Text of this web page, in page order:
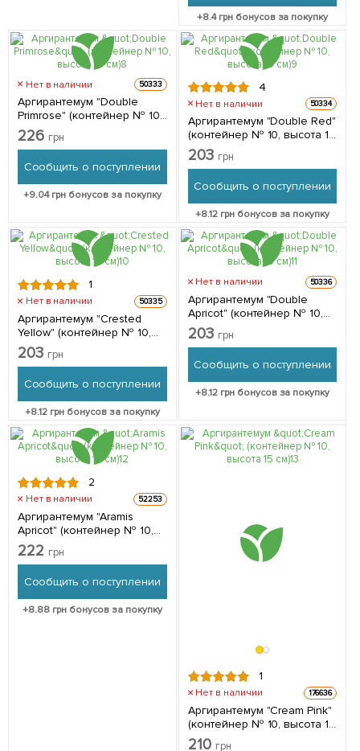
+8.4грн бонусов за покупку
Нет в наличии 50333
Аргирантемум "Double
Primrose" (контейнер № 10,
высота 15 см) 1 саженец в
упаковке
226 грн
Сообщить о поступлении
+9.04грн бонусов за покупку
4
Нет в наличии 50334
Аргирантемум "Double Red"
(контейнер № 10, высота 15
см) 1 саженец в упаковке
203 грн
Сообщить о поступлении
+8.12грн бонусов за покупку
1
Нет в наличии 50335
Аргирантемум "Crested
Yellow" (контейнер № 10,
высота 15 см) 1 саженец в
упаковке
203 грн
Сообщить о поступлении
+8.12 грн бонусов за покупку
Нет в наличии 50336
Аргирантемум "Double
Apricot" (контейнер № 10,
высота 15 см) 1 саженец в
упаковке
203 грн
Сообщить о поступлении
+8.12грн бонусов за покупку
2
Нет в наличии 52253
Аргирантемум "Aramis
Apricot" (контейнер № 10,
высота 15 см) 1 саженец в
упаковке
222 грн
Сообщить о поступлении
+8.88 грн бонусов за покупку
1
Нет в наличии 176636
Аргирантемум "Cream Pink"
(контейнер № 10, высота 15
см) 1 саженец в упаковке
210 грн